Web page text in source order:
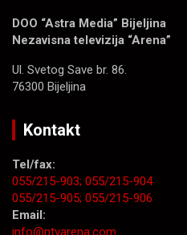
DOO “Astra Media” Bijeljina
Nezavisna televizija “Arena”
Ul. Svetog Save br. 86.
76300 Bijeljina
Kontakt
Tel/fax:
055/215-903; 055/215-904
055/215-905; 055/215-906
Email: